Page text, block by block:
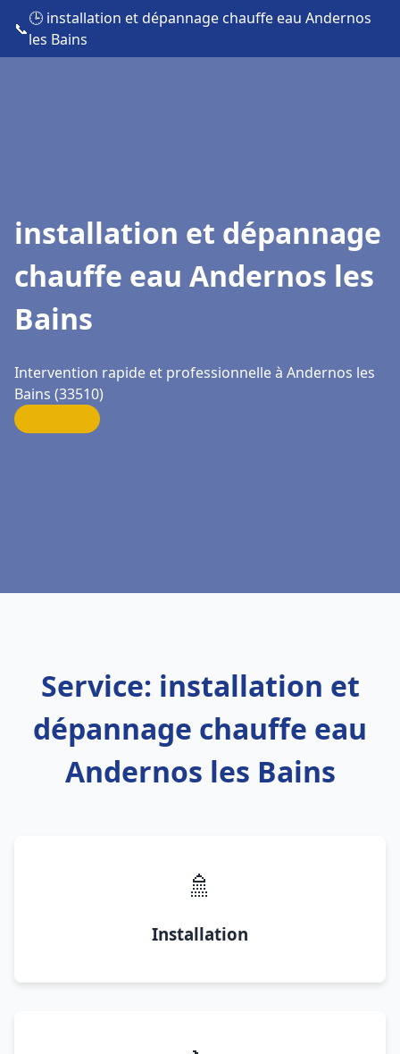
📞
🕒 installation et dépannage chauffe eau Andernos
les Bains
installation et dépannage
chauffe eau Andernos les
Bains
Intervention rapide et professionnelle à Andernos les
Bains (33510)
Service: installation et
dépannage chauffe eau
Andernos les Bains
🚿
Installation